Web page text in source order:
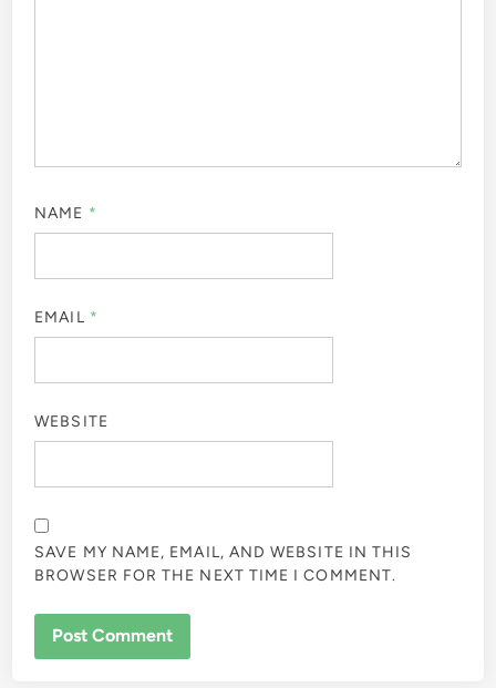
NAME *
EMAIL *
WEBSITE
SAVE MY NAME, EMAIL, AND WEBSITE IN THIS
BROWSER FOR THE NEXT TIME I COMMENT.